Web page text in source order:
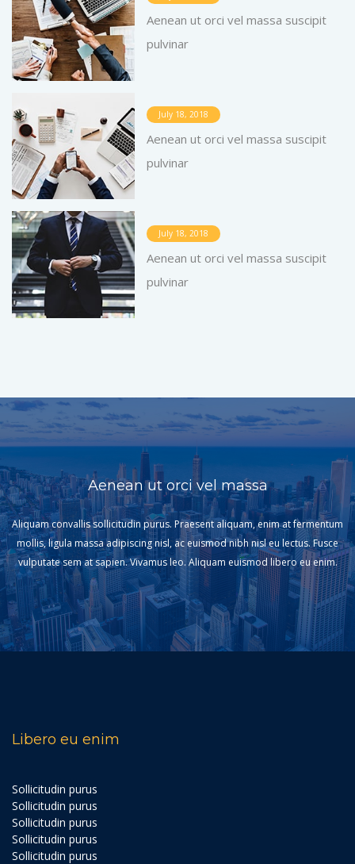
Aenean ut orci vel massa suscipit
pulvinar
July 18, 2018
Aenean ut orci vel massa suscipit
pulvinar
July 18, 2018
Aenean ut orci vel massa suscipit
pulvinar
Aenean ut orci vel massa
Aliquam convallis sollicitudin purus. Praesent aliquam, enim at fermentum
mollis, ligula massa adipiscing nisl, ac euismod nibh nisl eu lectus. Fusce
vulputate sem at sapien. Vivamus leo. Aliquam euismod libero eu enim.
Libero eu enim
Sollicitudin purus
Sollicitudin purus
Sollicitudin purus
Sollicitudin purus
Sollicitudin purus